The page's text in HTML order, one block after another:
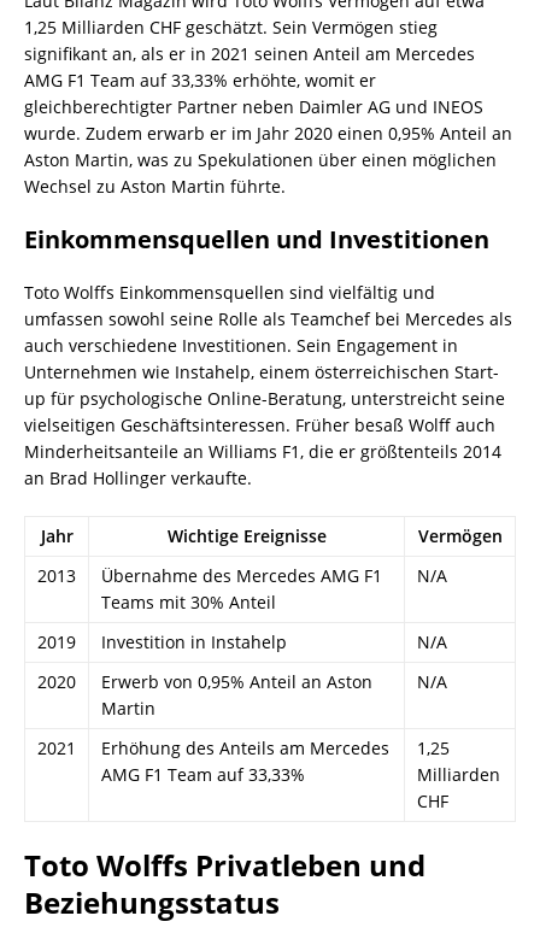
1,25 Milliarden CHF geschätzt. Sein Vermögen stieg
signifikant an, als er in 2021 seinen Anteil am Mercedes
AMG F1 Team auf 33,33% erhöhte, womit er
gleichberechtigter Partner neben Daimler AG und INEOS
wurde. Zudem erwarb er im Jahr 2020 einen 0,95% Anteil an
Aston Martin, was zu Spekulationen über einen möglichen
Wechsel zu Aston Martin führte.
Einkommensquellen und Investitionen
Toto Wolffs Einkommensquellen sind vielfältig und
umfassen sowohl seine Rolle als Teamchef bei Mercedes als
auch verschiedene Investitionen. Sein Engagement in
Unternehmen wie Instahelp, einem österreichischen Start-
up für psychologische Online-Beratung, unterstreicht seine
vielseitigen Geschäftsinteressen. Früher besaß Wolff auch
Minderheitsanteile an Williams F1, die er größtenteils 2014
an Brad Hollinger verkaufte.
Jahr Wichtige Ereignisse
Vermögen
2013
Übernahme des Mercedes AMG F1
Teams mit 30% Anteil
N/A
2019 Investition in Instahelp
N/A
2020
Erwerb von 0,95% Anteil an Aston
Martin
N/A
2021
Erhöhung des Anteils am Mercedes
AMG F1 Team auf 33,33%
1,25
Milliarden
CHF
Toto Wolffs Privatleben und
Beziehungsstatus